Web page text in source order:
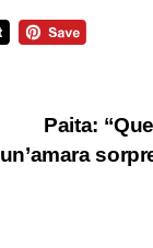
Paita:
un’amara